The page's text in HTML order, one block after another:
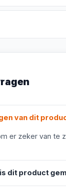
van dit
er zeker van te
dit product